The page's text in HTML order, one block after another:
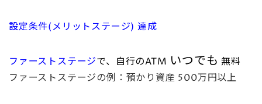
設定条件(メリットステージ) 達成
ファーストステージで、 自行のATM いつでも 無料
ファーストステージの例：預かり資産 500万円以上